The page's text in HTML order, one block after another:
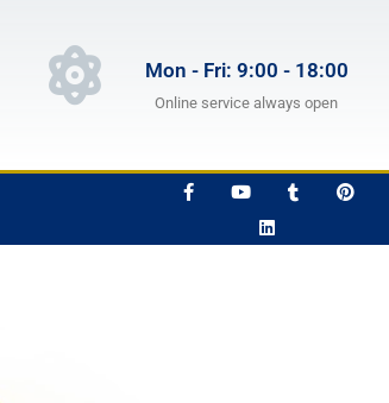
Mon - Fri: 9:00 - 18:00
Online service always open